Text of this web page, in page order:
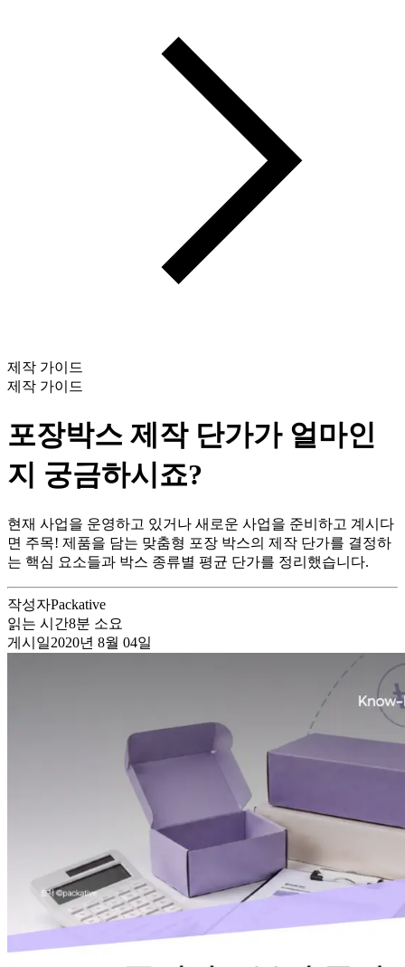
제작 가이드
제작 가이드
포장박스 제작 단가가 얼마인
지 궁금하시죠?
현재 사업을 운영하고 있거나 새로운 사업을 준비하고 계시다
면 주목! 제품을 담는 맞춤형 포장 박스의 제작 단가를 결정하
는 핵심 요소들과 박스 종류별 평균 단가를 정리했습니다.
작성자Packative
읽는 시간8분 소요
게시일2020년 8월 04일